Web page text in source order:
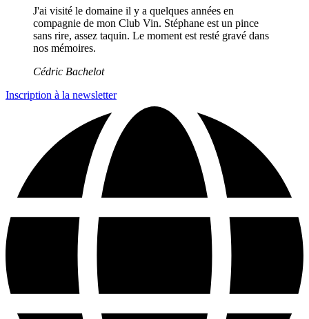
J'ai visité le domaine il y a quelques années en
compagnie de mon Club Vin. Stéphane est un pince
sans rire, assez taquin. Le moment est resté gravé dans
nos mémoires.
Cédric Bachelot
Inscription à la newsletter